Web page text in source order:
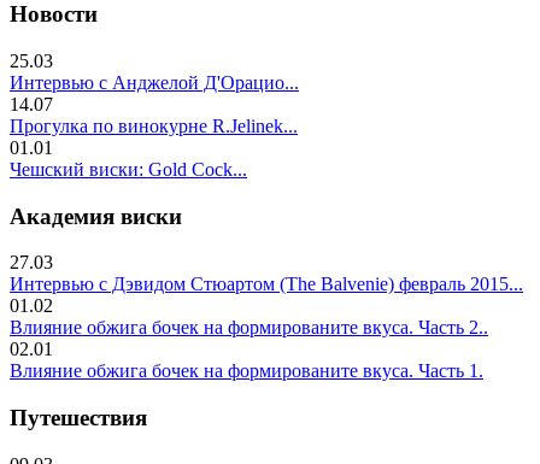
Новости
25.03
Интервью с Анджелой Д'Орацио...
14.07
Прогулка по винокурне R.Jelinek...
01.01
Чешский виски: Gold Cock...
Академия виски
27.03
Интервью с Дэвидом Стюартом (The Balvenie) февраль 2015...
01.02
Влияние обжига бочек на формированите вкуса. Часть 2..
02.01
Влияние обжига бочек на формированите вкуса. Часть 1.
Путешествия